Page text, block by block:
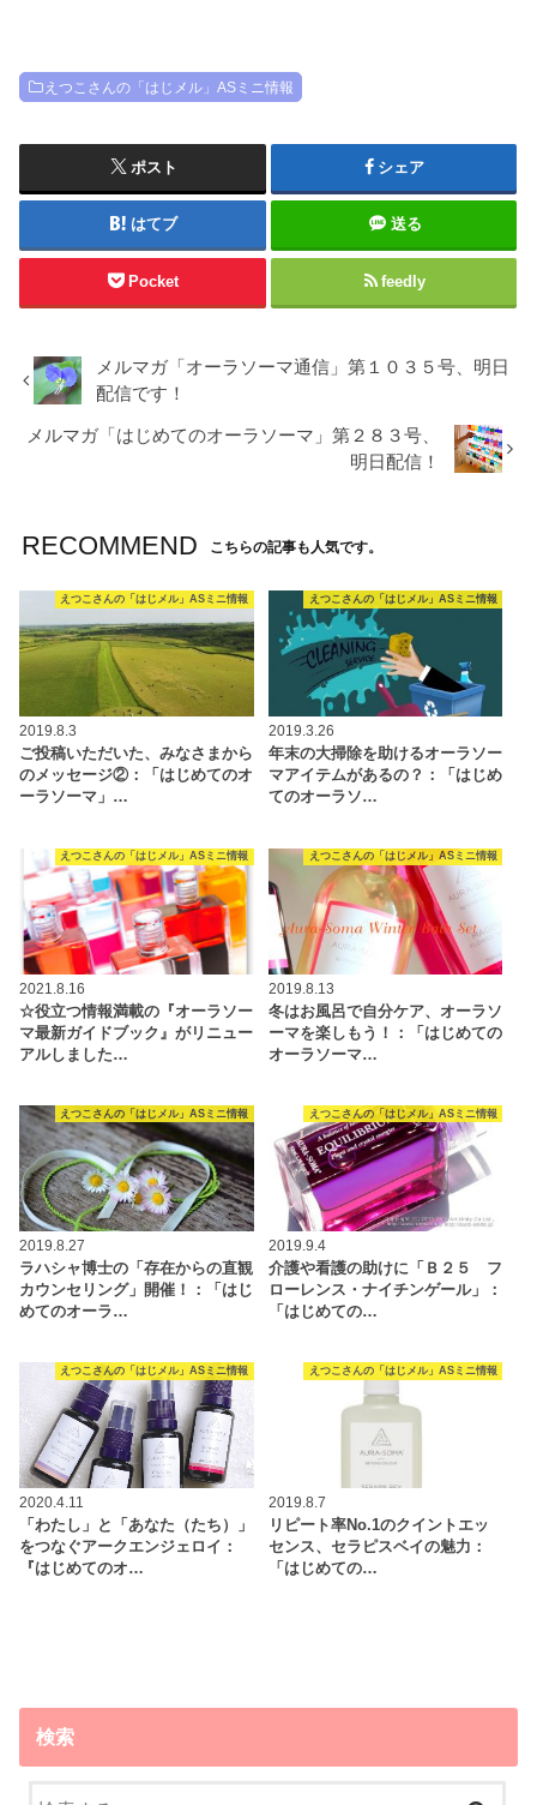
えつこさんの「はじメル」ASミニ情報
ポスト シェア
はてブ 送る
Pocket feedly
メルマガ「オーラソーマ通信」第１０３５号、明日
配信です！
メルマガ「はじめてのオーラソーマ」第２８３号、
明日配信！
RECOMMEND こちらの記事も人気です。
えつこさんの「はじメル」ASミニ情報
2019.8.3
ご投稿いただいた、みなさまから
のメッセージ②：「はじめてのオ
ーラソーマ」…
えつこさんの「はじメル」ASミニ情報
2019.3.26
年末の大掃除を助けるオーラソー
マアイテムがあるの？：「はじめ
てのオーラソ…
えつこさんの「はじメル」ASミニ情報
2021.8.16
☆役立つ情報満載の『オーラソー
マ最新ガイドブック』がリニュー
アルしました…
えつこさんの「はじメル」ASミニ情報
2019.8.13
冬はお風呂で自分ケア、オーラソ
ーマを楽しもう！：「はじめての
オーラソーマ…
えつこさんの「はじメル」ASミニ情報
2019.8.27
ラハシャ博士の「存在からの直観
カウンセリング」開催！：「はじ
めてのオーラ…
えつこさんの「はじメル」ASミニ情報
2019.9.4
介護や看護の助けに「Ｂ２５ フ
ローレンス・ナイチンゲール」：
「はじめての…
えつこさんの「はじメル」ASミニ情報
2020.4.11
「わたし」と「あなた（たち）」
をつなぐアークエンジェロイ：
『はじめてのオ…
えつこさんの「はじメル」ASミニ情報
2019.8.7
リピート率No.1のクイントエッ
センス、セラピスベイの魅力：
「はじめての…
検索